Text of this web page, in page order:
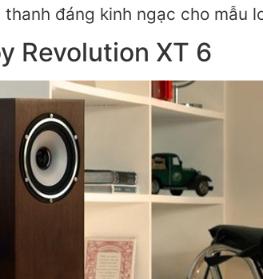
đáng kinh ngạc cho mẫu
Revolution XT 6